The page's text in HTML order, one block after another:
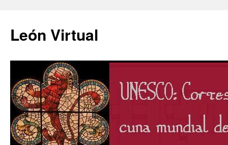
León Virtual